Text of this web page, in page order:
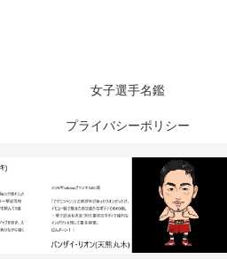
女子選手名鑑
プライバシーポリシー